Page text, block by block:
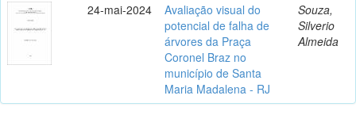
24-mai-2024
Avaliação visual do
potencial de falha de
árvores da Praça
Coronel Braz no
município de Santa
Maria Madalena - RJ
Souza,
Silverio
Almeida